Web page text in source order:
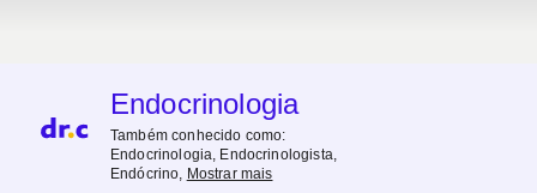
Endocrinologia
Também conhecido como:
Endocrinologia, Endocrinologista,
Endócrino, Mostrar mais